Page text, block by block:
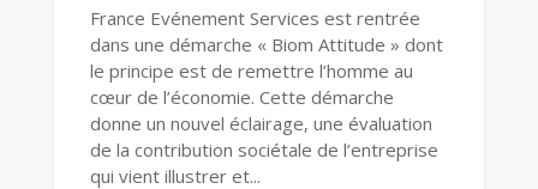
France Evénement Services est rentrée
dans une démarche « Biom Attitude » dont
le principe est de remettre l’homme au
cœur de l’économie. Cette démarche
donne un nouvel éclairage, une évaluation
de la contribution sociétale de l’entreprise
qui vient illustrer et...